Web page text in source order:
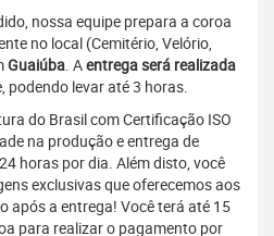
nossa equipe prepara a coroa
no local (Cemitério, Velório,
Guaiúba. Aentrega será realizada
podendo levar até 3 horas.
do Brasil com Certificação ISO
na produção e entrega de
horas por dia. Além disto, você
exclusivas que oferecemos aos
após a entrega! Você terá até 15
para realizar o pagamento por